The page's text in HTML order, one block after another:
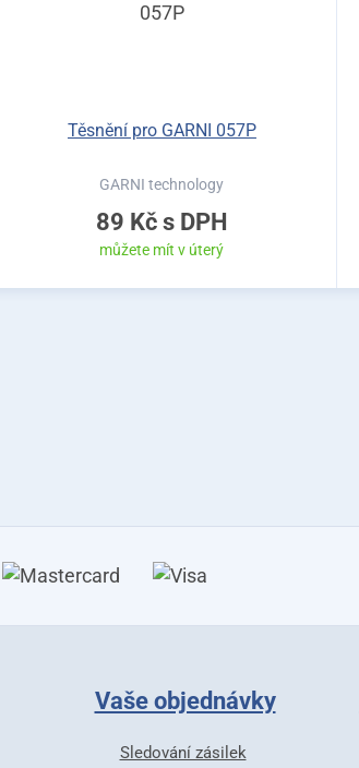
Těsnění pro GARNI 057P
GARNI technology
89 Kč s DPH
můžete mít v úterý
Vaše objednávky
Sledování zásilek